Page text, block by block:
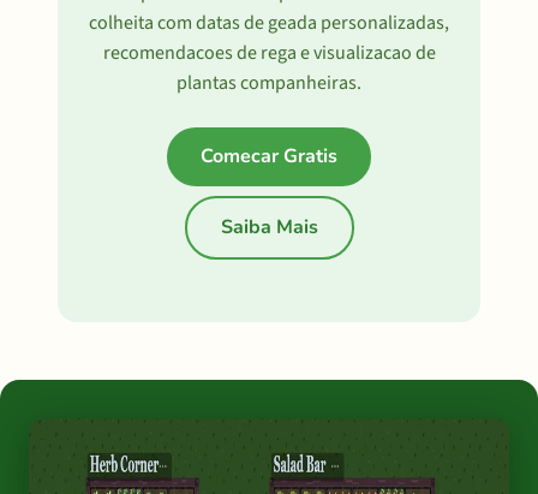
colheita com datas de geada personalizadas,
recomendacoes de rega e visualizacao de
plantas companheiras.
Comecar Gratis
Saiba Mais